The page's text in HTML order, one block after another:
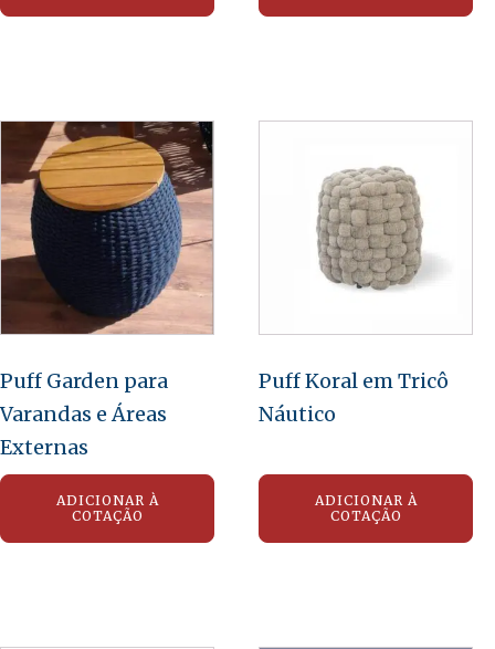
Puff Garden para
Varandas e Áreas
Externas
ADICIONAR À
COTAÇÃO
Puff Koral em Tricô
Náutico
ADICIONAR À
COTAÇÃO